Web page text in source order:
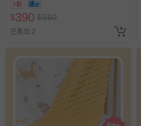
7折
$390 $560
已售出 2